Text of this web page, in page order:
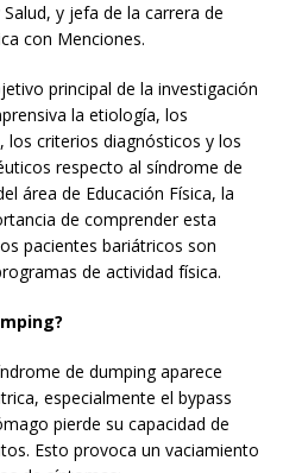
y jefa de la carrera de
con Menciones.
principal de la investigación
la etiología, los
criterios diagnósticos y los
respecto al síndrome de
área de Educación Física, la
de comprender esta
pacientes bariátricos son
de actividad física.
de dumping aparece
especialmente el bypass
pierde su capacidad de
Esto provoca un vaciamiento